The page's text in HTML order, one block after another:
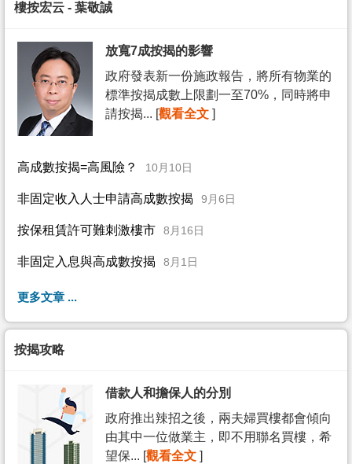
樓按宏云 - 葉敬誠
放寬7成按揭的影響
政府發表新一份施政報告，將所有物業的
標準按揭成數上限劃一至70%，同時將申
請按揭... [觀看全文 ]
高成數按揭=高風險？ 10月10日
非固定收入人士申請高成數按揭 9月6日
按保租賃許可難刺激樓市 8月16日
非固定入息與高成數按揭 8月1日
更多文章 ...
按揭攻略
借款人和擔保人的分別
政府推出辣招之後，兩夫婦買樓都會傾向
由其中一位做業主，即不用聯名買樓，希
望保... [觀看全文 ]